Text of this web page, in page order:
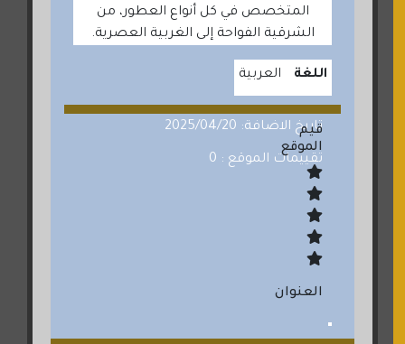
المتخصص في كل أنواع العطور، من
الشرقية الفواحة إلى الغربية العصرية.
اللغة العربية
تاريخ الاضافة: 2025/04/20
تقييمات الموقع : 0
قيم
الموقع
العنوان